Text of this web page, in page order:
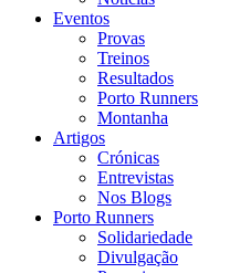
Eventos
Provas
Treinos
Resultados
Porto Runners
Montanha
Artigos
Crónicas
Entrevistas
Nos Blogs
Porto Runners
Solidariedade
Divulgação